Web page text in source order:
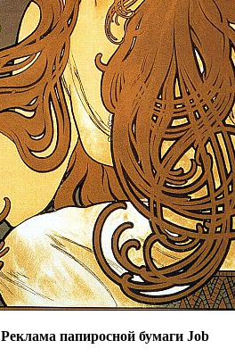
Реклама папиросной бумаги Job